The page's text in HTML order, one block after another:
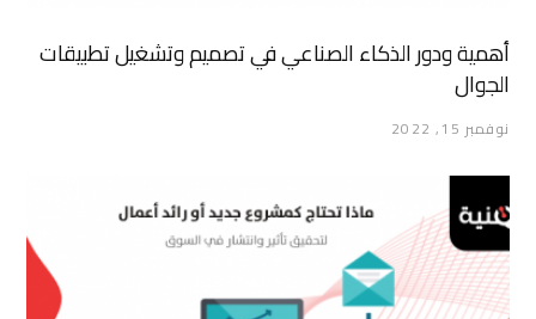
أهمية ودور الذكاء الصناعي في تصميم وتشغيل تطبيقات
الجوال
نوفمبر 15, 2022